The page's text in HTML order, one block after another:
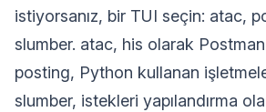
istiyorsanız, bir TUI seçin: atac,
slumber. atac, his olarak
posting, Python kullanan
slumber, istekleri yapılandırma